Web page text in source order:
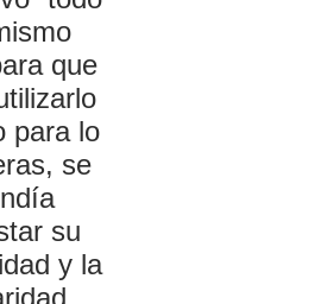
que
para lo
se
su
y la